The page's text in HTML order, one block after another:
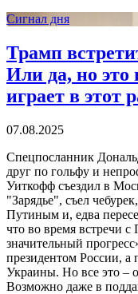
Сигнал дня
Трамп
Или да, но это
играет в этот
07.08.2025
Спецпосланник
друг по гольфу и
Уиткофф съездил в
"Зарядье", съел
Путиным и, едва
что во время встречи
значительный
президентом России, а
Украины. Но все это –
Возможно даже в